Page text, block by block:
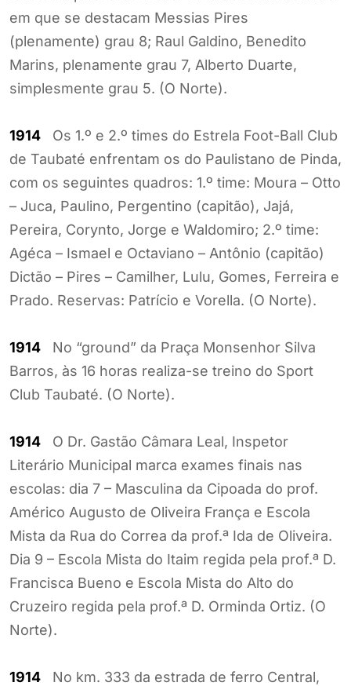
em que se destacam Messias Pires
(plenamente) grau 8; Raul Galdino, Benedito
Marins, plenamente grau 7, Alberto Duarte,
simplesmente grau 5. (O Norte).
1914 Os 1.º e 2.º times do Estrela Foot-Ball Club
de Taubaté enfrentam os do Paulistano de Pinda,
com os seguintes quadros: 1.º time: Moura – Otto
– Juca, Paulino, Pergentino (capitão), Jajá,
Pereira, Corynto, Jorge e Waldomiro; 2.º time:
Agéca – Ismael e Octaviano – Antônio (capitão)
Dictão – Pires – Camilher, Lulu, Gomes, Ferreira e
Prado. Reservas: Patrício e Vorella. (O Norte).
1914 No “ground” da Praça Monsenhor Silva
Barros, às 16 horas realiza-se treino do Sport
Club Taubaté. (O Norte).
1914 O Dr. Gastão Câmara Leal, Inspetor
Literário Municipal marca exames finais nas
escolas: dia 7 – Masculina da Cipoada do prof.
Américo Augusto de Oliveira França e Escola
Mista da Rua do Correa da prof.ª Ida de Oliveira.
Dia 9 – Escola Mista do Itaim regida pela prof.ª D.
Francisca Bueno e Escola Mista do Alto do
Cruzeiro regida pela prof.ª D. Orminda Ortiz. (O
Norte).
1914 No km. 333 da estrada de ferro Central,